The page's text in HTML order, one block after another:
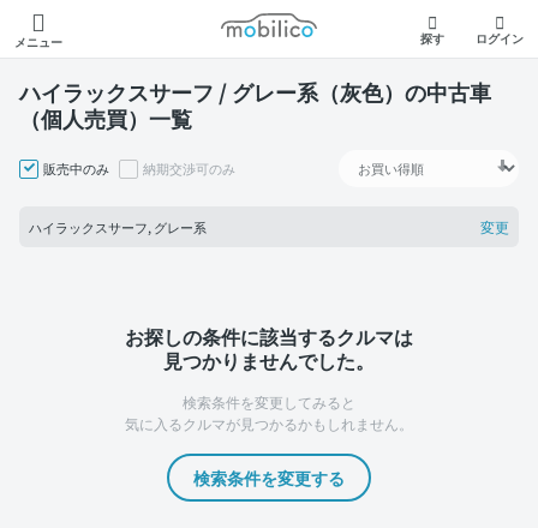
メニュー
モビリコ
探す ログイン
ハイラックスサーフ / グレー系（灰色）の中古車
（個人売買）一覧
販売中のみ 納期交渉可のみ
ハイラックスサーフ, グレー系 変更
お探しの条件に該当するクルマは
見つかりませんでした。
検索条件を変更してみると
気に入るクルマが見つかるかもしれません。
検索条件を変更する